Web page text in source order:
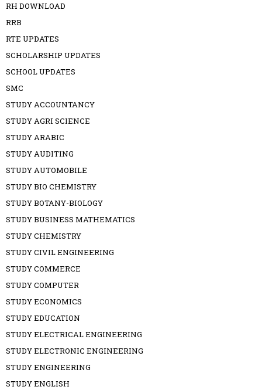
RH DOWNLOAD
RRB
RTE UPDATES
SCHOLARSHIP UPDATES
SCHOOL UPDATES
SMC
STUDY ACCOUNTANCY
STUDY AGRI SCIENCE
STUDY ARABIC
STUDY AUDITING
STUDY AUTOMOBILE
STUDY BIO CHEMISTRY
STUDY BOTANY-BIOLOGY
STUDY BUSINESS MATHEMATICS
STUDY CHEMISTRY
STUDY CIVIL ENGINEERING
STUDY COMMERCE
STUDY COMPUTER
STUDY ECONOMICS
STUDY EDUCATION
STUDY ELECTRICAL ENGINEERING
STUDY ELECTRONIC ENGINEERING
STUDY ENGINEERING
STUDY ENGLISH